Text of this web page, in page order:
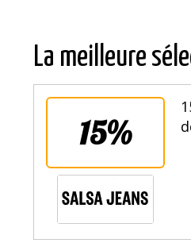
La meilleure
15%